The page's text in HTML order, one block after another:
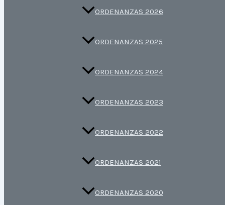
ORDENANZAS 2026
ORDENANZAS 2025
ORDENANZAS 2024
ORDENANZAS 2023
ORDENANZAS 2022
ORDENANZAS 2021
ORDENANZAS 2020